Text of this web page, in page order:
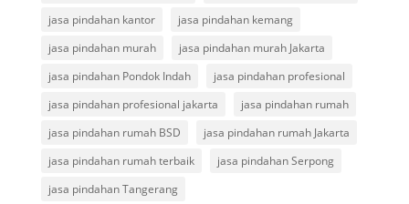
jasa pindahan kantor
jasa pindahan kemang
jasa pindahan murah
jasa pindahan murah Jakarta
jasa pindahan Pondok Indah
jasa pindahan profesional
jasa pindahan profesional jakarta
jasa pindahan rumah
jasa pindahan rumah BSD
jasa pindahan rumah Jakarta
jasa pindahan rumah terbaik
jasa pindahan Serpong
jasa pindahan Tangerang